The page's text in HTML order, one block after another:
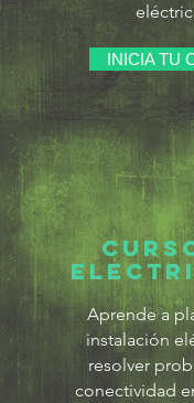
INICIA TU
Aprende a
instalación
resolver
conectividad